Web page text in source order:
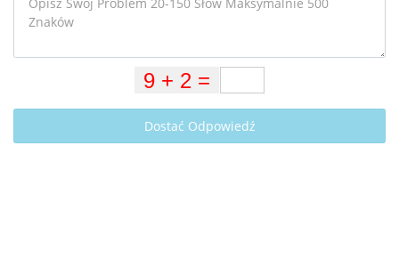
Dostać Odpowiedź